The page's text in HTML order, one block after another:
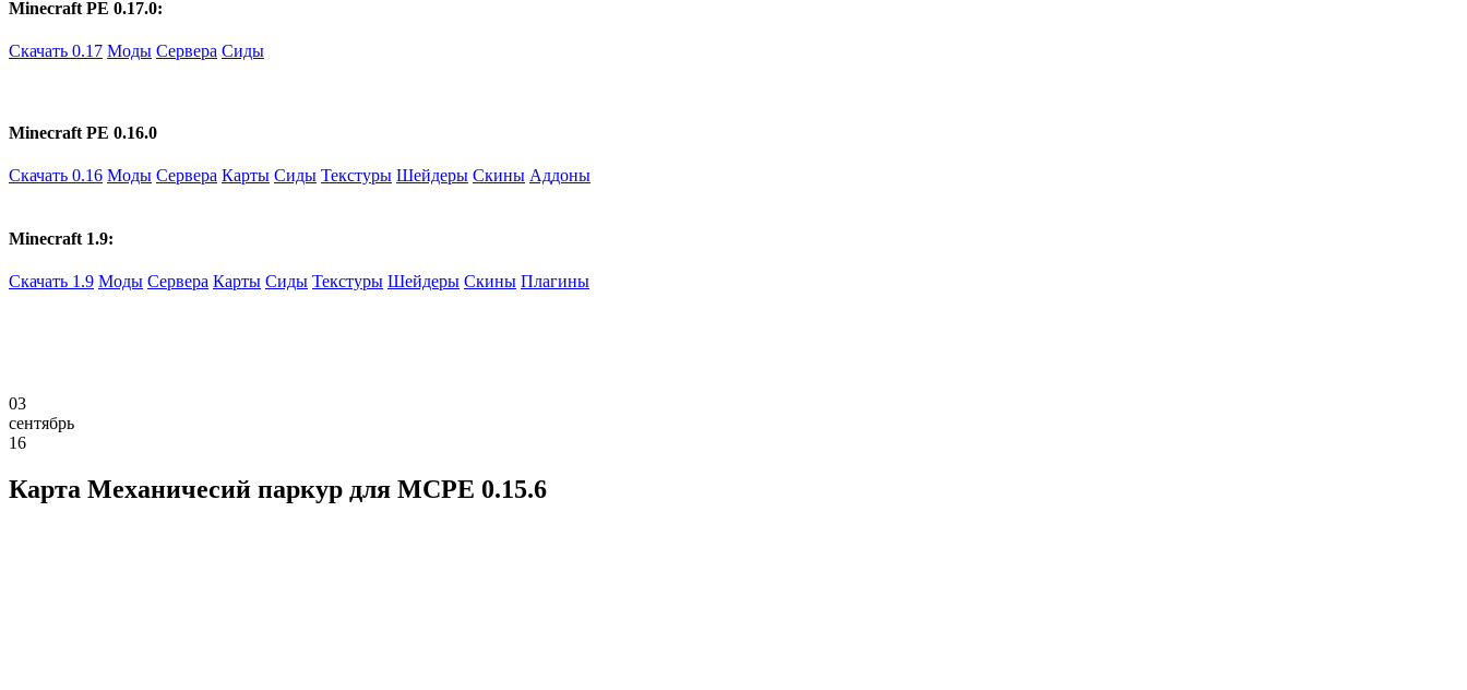
Minecraft PE 0.17.0:
Скачать 0.17 Моды Сервера Сиды
Minecraft PE 0.16.0
Скачать 0.16 Моды Сервера Карты Сиды Текстуры Шейдеры Скины Аддоны
Minecraft 1.9:
Скачать 1.9 Моды Сервера Карты Сиды Текстуры Шейдеры Скины Плагины
03
сентябрь
16
Карта Механичесий паркур для MCPE 0.15.6